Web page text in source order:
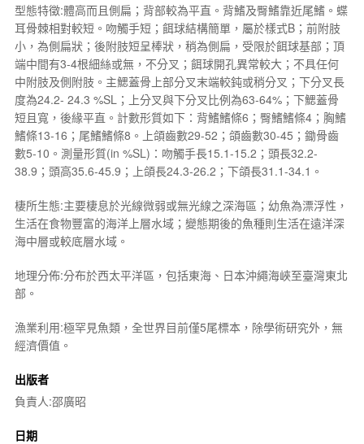
型態特徵:體高而且側扁；背部較為平直。背鰭及臀鰭靠近尾鰭。蝶
耳骨棘相對較短。吻觸手短；餌球結構簡單，屬於樣式B；前附肢
小，為側扁狀；後附肢短呈棒狀，稍為側扁，受限於餌球基部；頂
端中間有3-4根細絲或無，不分叉；餌球開孔異常較大；不具任何
中附肢及側附肢。主鰓蓋骨上部分叉末端較鈍或稍分叉；下分叉長
度為24.2- 24.3 %SL；上分叉與下分叉比例為63-64%；下鰓蓋骨
短且寬，後緣平直。計數形質如下：背鰭鰭條6；臀鰭鰭條4；胸鰭
鰭條13-16；尾鰭鰭條8。上頜齒數29-52；頜齒數30-45；鋤骨齒
數5-10。測量形質(in %SL)：吻觸手長15.1-15.2；頭長32.2-
38.9；頭高35.6-45.9；上頜長24.3-26.2；下頜長31.1-34.1。
棲所生態:主要棲息於光線微弱或無光線之深海區；幼魚為漂浮性，
生活在食物豐富的海洋上層水域；變態期後的魚種則生活在遠洋深
海中層或較底層水域。
地理分佈:分布於西太平洋區，包括東海、日本沖繩海峽至臺灣東北
部。
漁業利用:極罕見魚類，全世界目前僅5尾標本，除學術研究外，無
經濟價值。
出版者
負責人:邵廣昭
日期